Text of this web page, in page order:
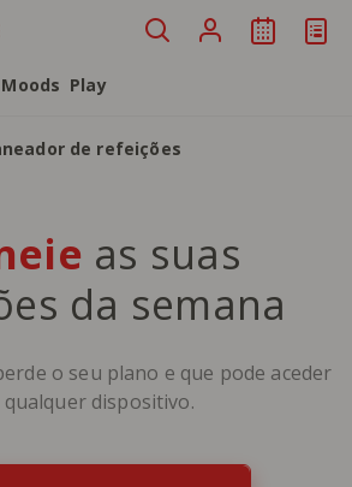
principal
Play
de refeições
as suas
da semana
o seu plano e que pode aceder
qualquer dispositivo.